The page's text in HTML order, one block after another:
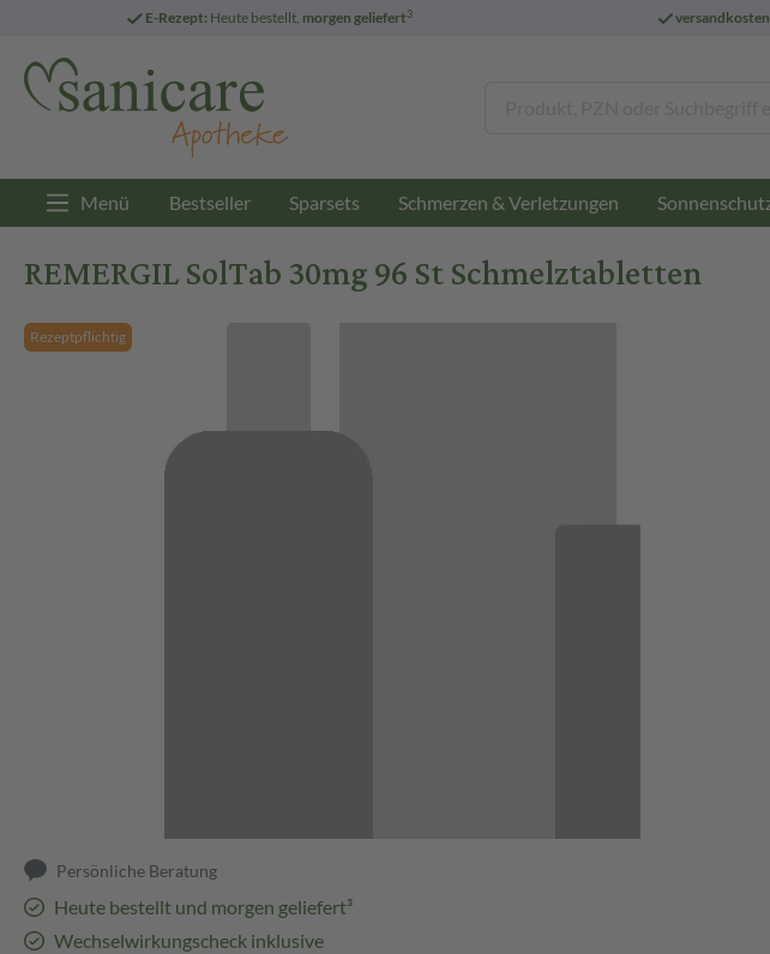
E-Rezept: Heute bestellt, morgen geliefert3
Menü Bestseller Sparsets Schmerzen & Verletzungen
REMERGIL SolTab 30mg 96 St Schmelztabletten
Rezeptpflichtig
Persönliche Beratung
Heute bestellt und morgen geliefert³
Wechselwirkungscheck inklusive